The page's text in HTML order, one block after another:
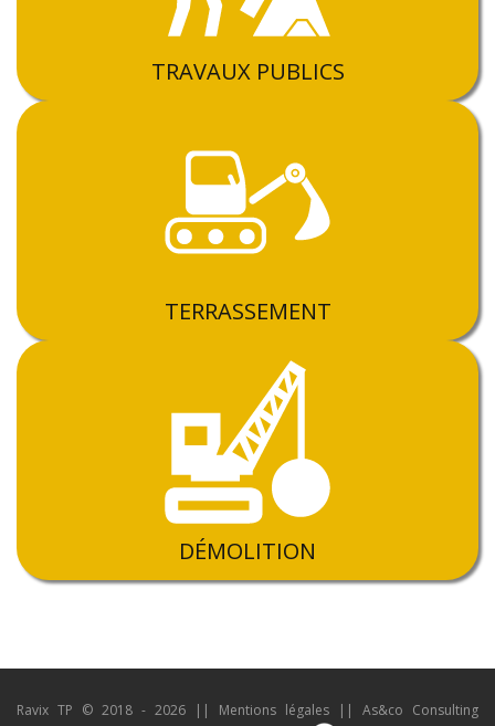
TRAVAUX PUBLICS
TERRASSEMENT
DÉMOLITION
Ravix TP © 2018 - 2026 || Mentions légales || As&co Consulting